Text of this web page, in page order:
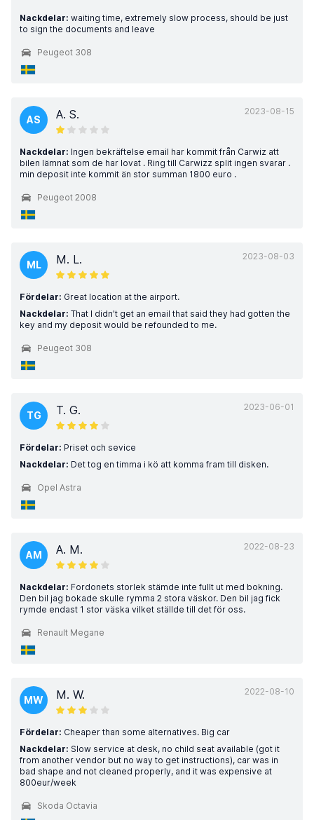
Nackdelar: waiting time, extremely slow process, should be just
to sign the documents and leave
Peugeot 308
2023-08-15
AS A. S.
Nackdelar: Ingen bekräftelse email har kommit från Carwiz att
bilen lämnat som de har lovat . Ring till Carwizz split ingen svarar .
min deposit inte kommit än stor summan 1800 euro .
Peugeot 2008
2023-08-03
ML M. L.
Fördelar: Great location at the airport.
Nackdelar: That I didn't get an email that said they had gotten the
key and my deposit would be refounded to me.
Peugeot 308
2023-06-01
TG T. G.
Fördelar: Priset och sevice
Nackdelar: Det tog en timma i kö att komma fram till disken.
Opel Astra
2022-08-23
AM A. M.
Nackdelar: Fordonets storlek stämde inte fullt ut med bokning.
Den bil jag bokade skulle rymma 2 stora väskor. Den bil jag fick
rymde endast 1 stor väska vilket ställde till det för oss.
Renault Megane
2022-08-10
MW M. W.
Fördelar: Cheaper than some alternatives. Big car
Nackdelar: Slow service at desk, no child seat available (got it
from another vendor but no way to get instructions), car was in
bad shape and not cleaned properly, and it was expensive at
800eur/week
Skoda Octavia